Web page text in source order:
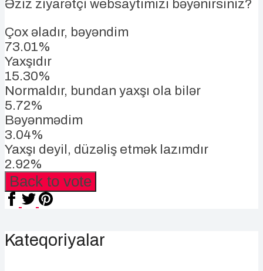
Əziz ziyarətçi websaytımızı bəyənirsiniz?
Çox əladır, bəyəndim
73.01%
Yaxşıdır
15.30%
Normaldır, bundan yaxşı ola bilər
5.72%
Bəyənmədim
3.04%
Yaxşı deyil, düzəliş etmək lazımdır
2.92%
Back to vote
Kateqoriyalar